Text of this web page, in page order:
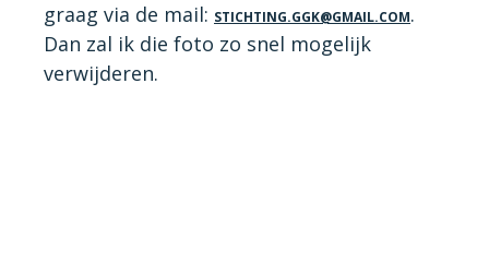
graag via de mail: STICHTING.GGK@GMAIL.COM.
Dan zal ik die foto zo snel mogelijk
verwijderen.